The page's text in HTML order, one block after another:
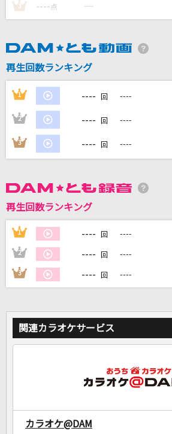
あなたがここにいて抱きしめる
NEVER FALL IN LOVE AGAIN
サザンオールスターズ
DAMの新曲・ランキングな
カラオケ最新情報をチェッ
カラオケをもっと楽しもう
家族や友達と一緒に！練習
3 ---- 点 ----
再生回数ランキング
1 ---- 回 ----
2 ---- 回 ----
3 ---- 回 ----
再生回数ランキング
1 ---- 回 ----
2 ---- 回 ----
3 ---- 回 ----
関連カラオケサービス
カラオケ@DAM